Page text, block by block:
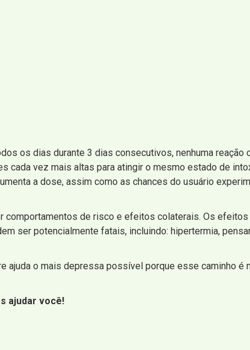
os dias durante 3 dias consecutivos, nenhuma reação
cada vez mais altas para atingir o mesmo estado de
a dose, assim como as chances do usuário
de risco e efeitos colaterais. Os
ser potencialmente fatais, incluindo: hipertermia,
ajuda o mais depressa possível porque esse caminho é
ajudar você!